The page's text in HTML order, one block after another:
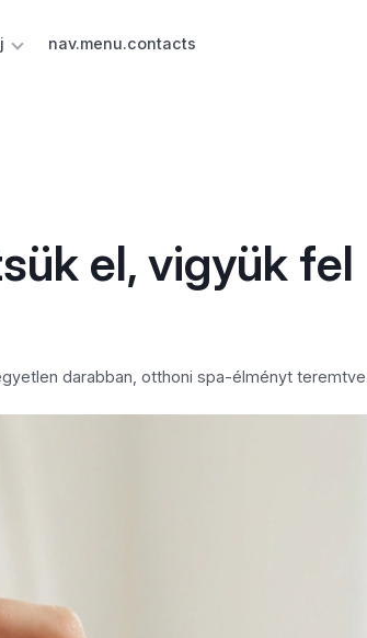
nav.menu.contacts
el, vigyük fel
darabban, otthoni spa-élményt teremtve.